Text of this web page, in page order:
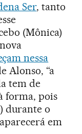
Ser, tanto
(Mônica)
nessa
Alonso, “a
tem de
forma, pois
durante o
em